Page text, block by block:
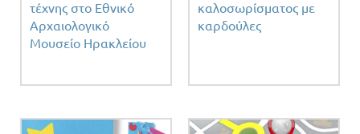
τέχνης στο Εθνικό
Αρχαιολογικό
Μουσείο Ηρακλείου
καλοσωρίσματος με
καρδούλες